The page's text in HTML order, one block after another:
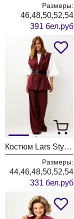
Размеры:
46,48,50,52,54
391 бел.руб
Костюм Lars Style 1247 оттенки бордо
Размеры:
44,46,48,50,52,54
331 бел.руб